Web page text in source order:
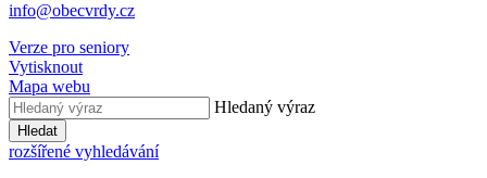
info@obecvrdy.cz
Verze pro seniory
Vytisknout
Mapa webu
Hledaný výraz
Hledat
rozšířené vyhledávání